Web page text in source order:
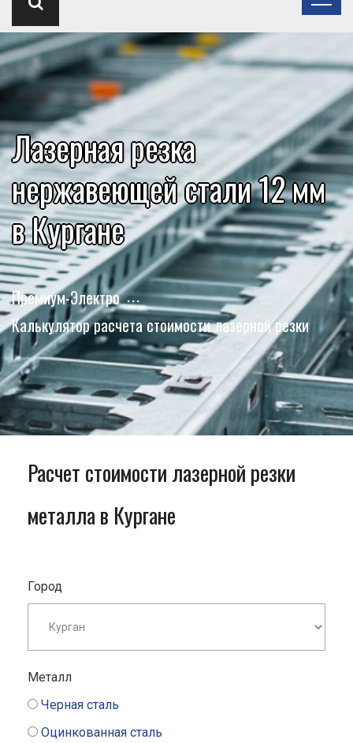
Лазерная резка
нержавеющей стали 12 мм
в Кургане
Премиум-Электро
Калькулятор расчета стоимости лазерной резки
Расчет стоимости лазерной резки
металла в Кургане
Город
Металл
Черная сталь
Оцинкованная сталь